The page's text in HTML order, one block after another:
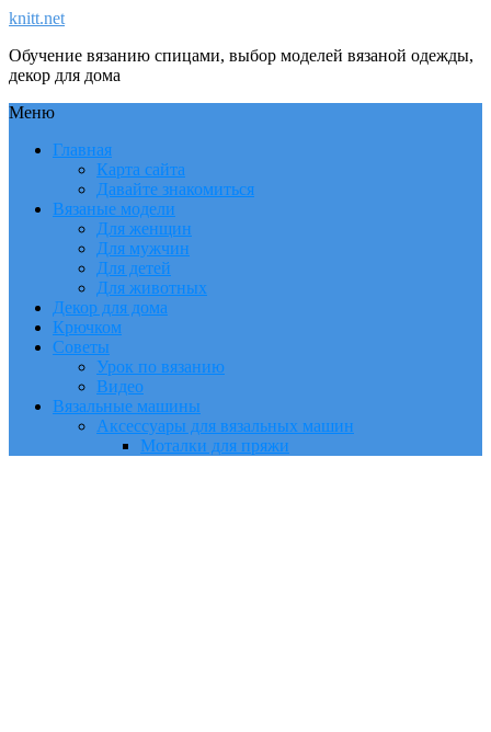
knitt.net
Обучение вязанию спицами, выбор моделей вязаной одежды,
декор для дома
Меню
Главная
Карта сайта
Давайте знакомиться
Вязаные модели
Для женщин
Для мужчин
Для детей
Для животных
Декор для дома
Крючком
Советы
Урок по вязанию
Видео
Вязальные машины
Аксессуары для вязальных машин
Моталки для пряжи